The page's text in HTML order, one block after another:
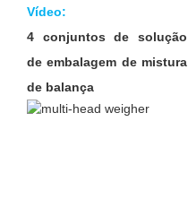
Vídeo:
4 conjuntos de solução
de embalagem de mistura
de balança